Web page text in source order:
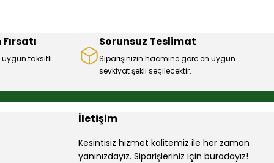
uygun taksitli
Sorunsuz Teslimat
Siparişinizin hacmine göre en uygun
sevkiyat şekli seçilecektir.
İletişim
Kesintisiz hizmet kalitemiz ile her zaman
yanınızdayız. Siparişleriniz için buradayız!